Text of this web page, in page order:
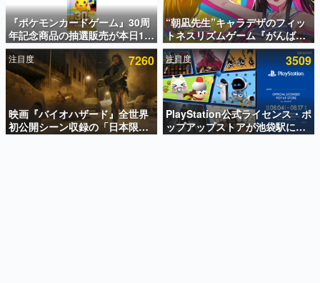
アプリセール情報
インタビュー
連載・特集一覧
殿堂入り記事
SNS拡散数が数千以上！ ページビュー数万以上！ などな
ど。多くの人々に読まれた、電ファミ渾身の“殿堂入り”記
事をまとめました。
『ポケモンカードゲーム』30周
年記念商品の抽選販売が本日12
時より開始。拡張パック「30th
CELEBRATION」のボックス
に、「プレミアムデッキセット
エーフィ・ブラッキー」
「FUTURISTIC BOX」の計3商
品
“朝凪先生”キャラデザのフィッ
トネスリズムゲーム『がんば
れ！チアリズム』Steamストア
ページが公開。キャラクターの
CVは陽向葵ゅかさん
注目度 7260
映画『バイオハザード』全世界
初公開シーン収録の「日本限
定」予告映像が解禁。バイオの
注目度 3509
PlayStation公式ライセンス・ポ
ップアップストアが池袋駅にて
期間限定で開催。夏のアパレル